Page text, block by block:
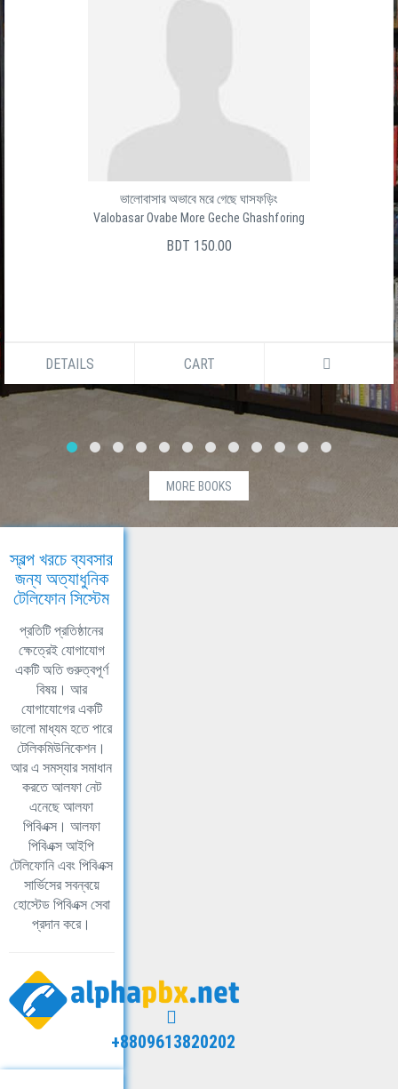
ভালোবাসার অভাবে মরে গেছে ঘাসফড়িং
Valobasar Ovabe More Geche Ghashforing
BDT 150.00
DETAILS CART
MORE BOOKS
স্বল্প খরচে ব্যবসার
জন্য অত্যাধুনিক
টেলিফোন সিস্টেম
প্রতিটি প্রতিষ্ঠানের
ক্ষেত্রেই যোগাযোগ
একটি অতি গুরুত্বপূর্ণ
বিষয়। আর
যোগাযোগের একটি
ভালো মাধ্যম হতে পারে
টেলিকমিউনিকেশন।
আর এ সমস্যার সমাধান
করতে আলফা নেট
এনেছে আলফা
পিবিএক্স। আলফা
পিবিএক্স আইপি
টেলিফোনি এবং পিবিএক্স
সার্ভিসের সবন্বয়ে
হোস্টেড পিবিএক্স সেবা
প্রদান করে।
+8809613820202